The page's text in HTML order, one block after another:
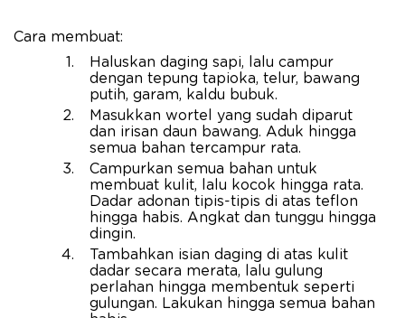
Cara membuat:
Haluskan daging sapi, lalu campur
dengan tepung tapioka, telur, bawang
putih, garam, kaldu bubuk.
Masukkan wortel yang sudah diparut
dan irisan daun bawang. Aduk hingga
semua bahan tercampur rata.
Campurkan semua bahan untuk
membuat kulit, lalu kocok hingga rata.
Dadar adonan tipis-tipis di atas teflon
hingga habis. Angkat dan tunggu hingga
dingin.
Tambahkan isian daging di atas kulit
dadar secara merata, lalu gulung
perlahan hingga membentuk seperti
gulungan. Lakukan hingga semua bahan